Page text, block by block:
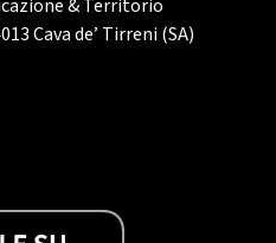
& Territorio
Cava de’ Tirreni (SA)